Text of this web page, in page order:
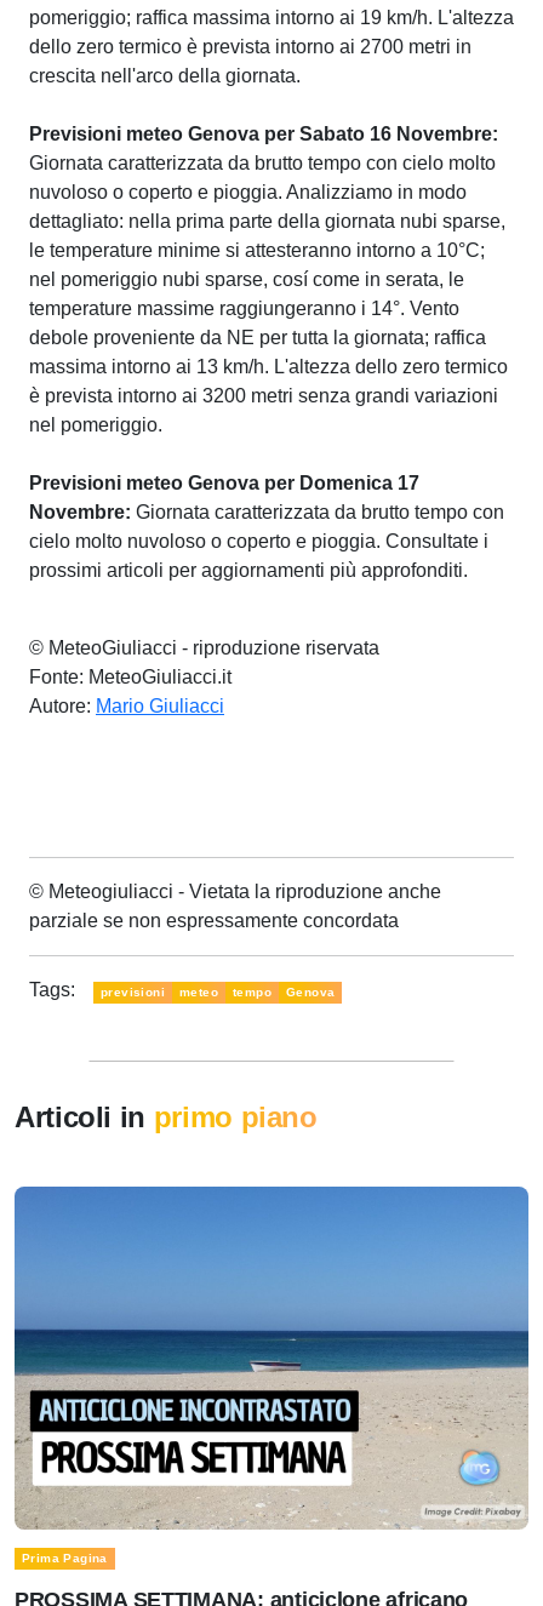
pomeriggio; raffica massima intorno ai 19 km/h. L'altezza
dello zero termico è prevista intorno ai 2700 metri in
crescita nell'arco della giornata.
Previsioni meteo Genova per Sabato 16 Novembre:
Giornata caratterizzata da brutto tempo con cielo molto
nuvoloso o coperto e pioggia. Analizziamo in modo
dettagliato: nella prima parte della giornata nubi sparse,
le temperature minime si attesteranno intorno a 10°C;
nel pomeriggio nubi sparse, cosí come in serata, le
temperature massime raggiungeranno i 14°. Vento
debole proveniente da NE per tutta la giornata; raffica
massima intorno ai 13 km/h. L'altezza dello zero termico
è prevista intorno ai 3200 metri senza grandi variazioni
nel pomeriggio.
Previsioni meteo Genova per Domenica 17
Novembre: Giornata caratterizzata da brutto tempo con
cielo molto nuvoloso o coperto e pioggia. Consultate i
prossimi articoli per aggiornamenti più approfonditi.
© MeteoGiuliacci - riproduzione riservata
Fonte: MeteoGiuliacci.it
Autore: Mario Giuliacci
© Meteogiuliacci - Vietata la riproduzione anche
parziale se non espressamente concordata
Tags: previsioni meteo tempo Genova
Articoli in primo piano
Prima Pagina
PROSSIMA SETTIMANA: anticiclone africano